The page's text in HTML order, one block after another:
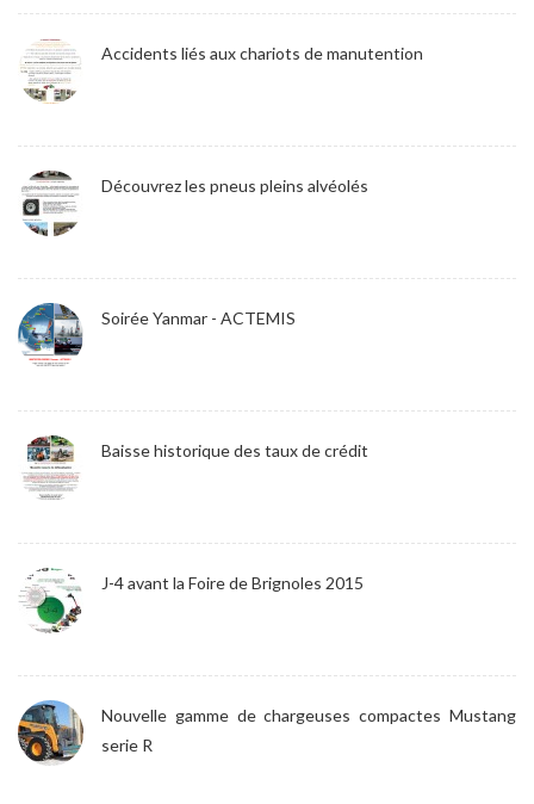
Accidents liés aux chariots de manutention
Découvrez les pneus pleins alvéolés
Soirée Yanmar - ACTEMIS
Baisse historique des taux de crédit
J-4 avant la Foire de Brignoles 2015
Nouvelle gamme de chargeuses compactes Mustang
serie R